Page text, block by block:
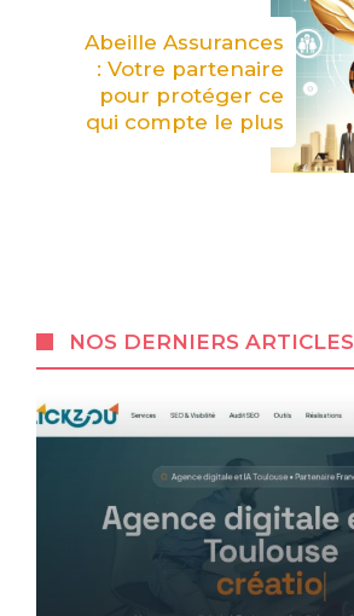
Abeille Assurances
: Votre partenaire
pour protéger ce
qui compte le plus
NOS DERNIERS ARTICLES